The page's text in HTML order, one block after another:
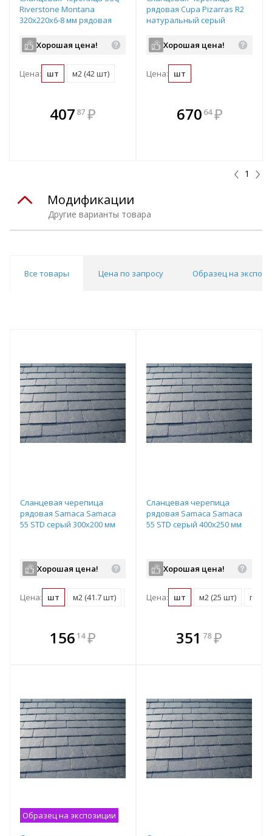
Riverstone Montana
320x220х6-8 мм рядовая
Хорошая цена!
Цена: шт м2 (42 шт)
407 87 ₽
В комплекте
всегда выгоднее!
рядовая Cupa Pizarras R2
натуральный серый
Хорошая цена!
Цена: шт
В комплекте
всегда выгоднее!
670 64 ₽
1
Другие варианты товара
Модификации
Все товары Цена по запросу Образец на
Сланцевая черепица
рядовая Samaca Samaca
55 STD серый 300х200 мм
Хорошая цена!
Цена: шт м2 (41.7 шт) поддон (1750 шт)
156 14 ₽
В комплекте
всегда выгоднее!
Сланцевая черепица
рядовая Samaca Samaca
55 STD серый 400х250 мм
Хорошая цена!
Цена: шт м2 (25 шт)
В комплекте
всегда выгоднее!
351 78 ₽
Образец на экспозиции